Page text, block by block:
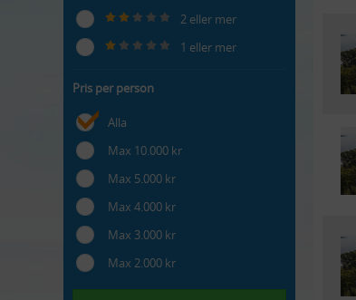
2 eller mer
1 eller mer
Pris per person
Alla
Max 10.000 kr
Max 5.000 kr
Max 4.000 kr
Max 3.000 kr
Max 2.000 kr